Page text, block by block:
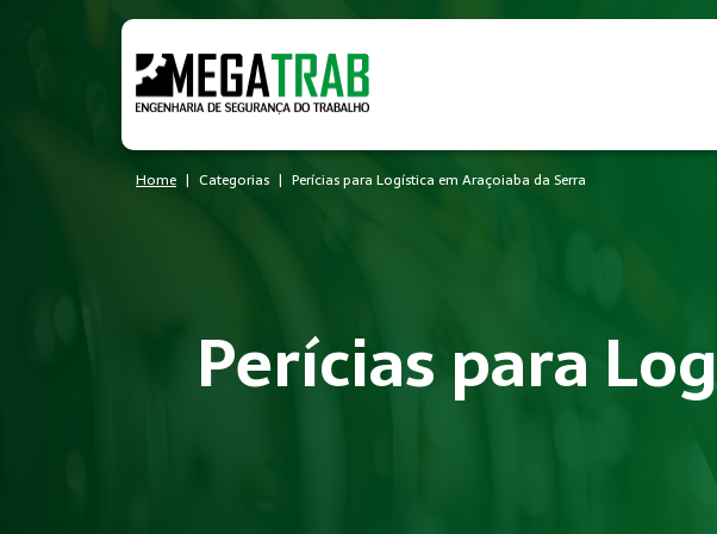
Home Categorias Perícias para Logística em Araçoiaba da Serra
Perícias para